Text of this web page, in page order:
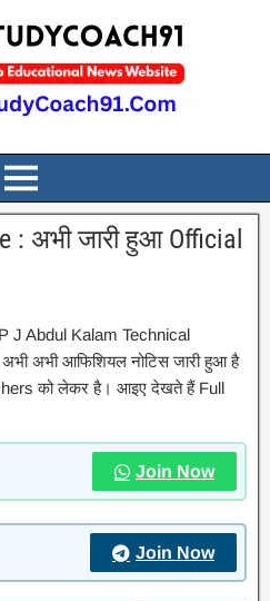
: अभी जारी हुआ Official
J Abdul Kalam Technical
अभी आफिशियल नोटिस जारी हुआ है
को लेकर है। आइए देखते हैं Full
Join Now
Join Now